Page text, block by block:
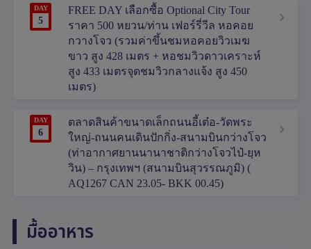
DAY
5
FREE DAY เลือกซื้อ Optional City Tour
ราคา 500 หยวน/ท่าน เฟอร์รี่วีล หอคอย
กวางโจว (รวมค่าขึ้นชมหอคอยวิวเมฆ
ขาว สูง 428 เมตร + หอชมวิวดาวเคราะห์
สูง 433 เมตรจุดชมวิวกลางแจ้ง สูง 450
เมตร)
DAY
6
ตลาดสินค้าขนาดเล็กถนนอี้เต๋อ-วัดพระ
ใหญ่-ถนนคนเดินปักกิ่ง-สนามบินกว่างโจว
(ท่าอากาศยานนานาชาติกว่างโจวไป๋-ยฺห
วิน) – กรุงเทพฯ (สนามบินสุวรรณภูมิ) (
AQ1267 CAN 23.05- BKK 00.45)
มื้ออาหาร